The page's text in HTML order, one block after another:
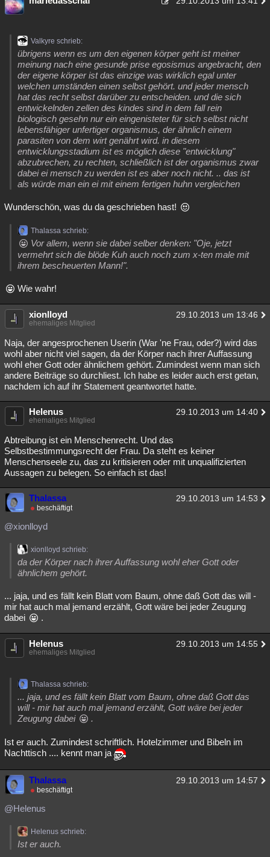
Valkyre schrieb:
übrigens wenn es um den eigenen körper geht ist meiner
meinung nach eine gesunde prise egosismus angebracht, den
der eigene körper ist das einzige was wirklich egal unter
welchen umständen einen selbst gehört. und jeder mensch
hat das recht selbst darüber zu entscheiden. und die sich
entwickelnden zellen des kindes sind in dem fall rein
biologisch gesehn nur ein eingenisteter für sich selbst nicht
lebensfähiger unfertiger organismus, der ähnlich einem
parasiten von dem wirt genährt wird. in diesem
entwicklungsstadium ist es möglich diese "entwicklung"
abzubrechen, zu rechten, schließlich ist der organismus zwar
dabei ei mensch zu werden ist es aber noch nicht. .. das ist
als würde man ein ei mit einem fertigen huhn vergleichen
Wunderschön, was du da geschrieben hast!
Thalassa schrieb:
Vor allem, wenn sie dabei selber denken: "Oje, jetzt
vermehrt sich die blöde Kuh auch noch zum x-ten male mit
ihrem bescheuerten Mann!".
Wie wahr!
xionlloyd 29.10.2013 um 13:46
ehemaliges Mitglied
Naja, der angesprochenen Userin (War 'ne Frau, oder?) wird das
wohl aber nicht viel sagen, da der Körper nach ihrer Auffassung
wohl eher Gott oder ähnlichem gehört. Zumindest wenn man sich
andere Beiträge so durchliest. Ich habe es leider auch erst getan,
nachdem ich auf ihr Statement geantwortet hatte.
Helenus 29.10.2013 um 14:40
ehemaliges Mitglied
Abtreibung ist ein Menschenrecht. Und das
Selbstbestimmungsrecht der Frau. Da steht es keiner
Menschenseele zu, das zu kritisieren oder mit unqualifizierten
Aussagen zu belegen. So einfach ist das!
Thalassa 29.10.2013 um 14:53
beschäftigt
@xionlloyd
xionlloyd schrieb:
da der Körper nach ihrer Auffassung wohl eher Gott oder
ähnlichem gehört.
... jaja, und es fällt kein Blatt vom Baum, ohne daß Gott das will -
mir hat auch mal jemand erzählt, Gott wäre bei jeder Zeugung
dabei
.
Helenus 29.10.2013 um 14:55
ehemaliges Mitglied
Thalassa schrieb:
... jaja, und es fällt kein Blatt vom Baum, ohne daß Gott das
will - mir hat auch mal jemand erzählt, Gott wäre bei jeder
Zeugung dabei
.
Ist er auch. Zumindest schriftlich. Hotelzimmer und Bibeln im
Nachttisch .... kennt man ja
Thalassa 29.10.2013 um 14:57
beschäftigt
@Helenus
Helenus schrieb:
Ist er auch.